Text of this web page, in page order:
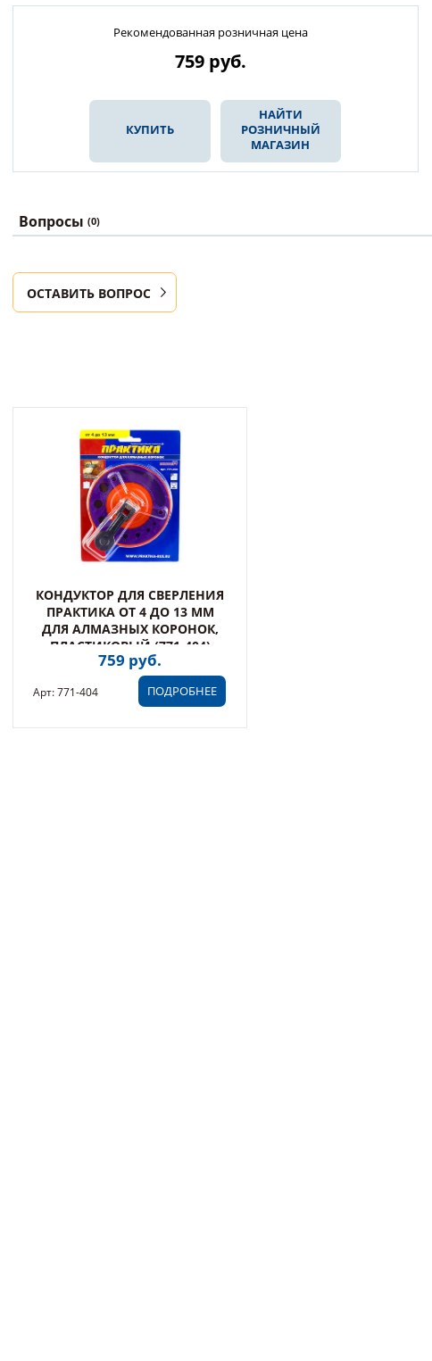
Рекомендованная розничная цена
759 руб.
КУПИТЬ
НАЙТИ
РОЗНИЧНЫЙ
МАГАЗИН
Вопросы (0)
ОСТАВИТЬ ВОПРОС
КОНДУКТОР ДЛЯ СВЕРЛЕНИЯ
ПРАКТИКА ОТ 4 ДО 13 ММ
ДЛЯ АЛМАЗНЫХ КОРОНОК,
ПЛАСТИКОВЫЙ (771-404)
759 руб.
ПОДРОБНЕЕ
Арт: 771-404